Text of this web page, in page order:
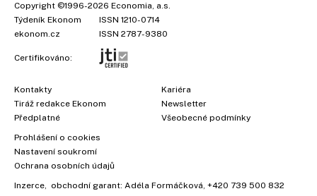
Copyright ©1996-2026 Economia, a.s.
Týdeník Ekonom
ISSN 1210-0714
ekonom.cz
ISSN 2787-9380
Certifikováno:
Kontakty
Tiráž redakce Ekonom
Předplatné
Kariéra
Newsletter
Všeobecné podmínky
Prohlášení o cookies
Nastavení soukromí
Ochrana osobních údajů
Inzerce, obchodní garant: Adéla Formáčková, +420 739 500 832